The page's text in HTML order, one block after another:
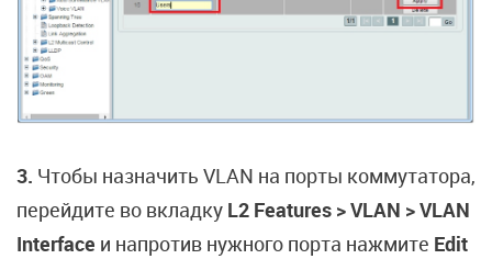
3. Чтобы назначить VLAN на порты коммутатора,
перейдите во вкладку L2 Features > VLAN > VLAN
Interface и напротив нужного порта нажмите Edit